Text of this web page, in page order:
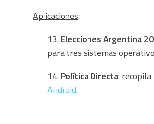
Aplicaciones:
13. Elecciones Argentina
para tres sistemas
14. Política Directa:
Android.